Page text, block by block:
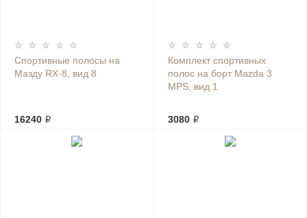
Спортивные полосы на
Мазду RX-8, вид 8
16240 ₽
Комплект спортивных
полос на борт Mazda 3
MPS, вид 1
3080 ₽